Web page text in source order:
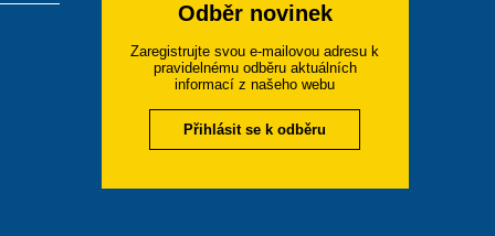
Odběr novinek
Zaregistrujte svou e-mailovou adresu k
pravidelnému odběru aktuálních
informací z našeho webu
Přihlásit se k odběru